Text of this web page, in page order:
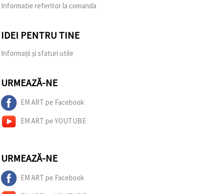
Informatie referitor la comanda
IDEI PENTRU TINE
Informații și sfaturi utile
URMEAZĂ-NE
EM ART pe Facebook
EM ART pe YOUTUBE
URMEAZĂ-NE
EM ART pe Facebook